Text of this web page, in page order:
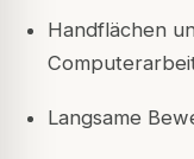
Handflächen
Langsame